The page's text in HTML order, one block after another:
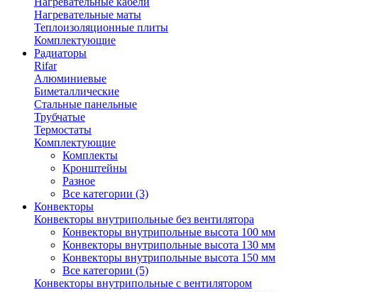
Нагревательные маты
Теплоизоляционные плиты
Комплектующие
Радиаторы
Rifar
Алюминиевые
Биметаллические
Стальные панельные
Трубчатые
Термостаты
Комплектующие
Комплекты
Кронштейны
Разное
Все категории (3)
Конвекторы
Конвекторы внутрипольные без вентилятора
Конвекторы внутрипольные высота 100 мм
Конвекторы внутрипольные высота 130 мм
Конвекторы внутрипольные высота 150 мм
Все категории (5)
Конвекторы внутрипольные с вентилятором